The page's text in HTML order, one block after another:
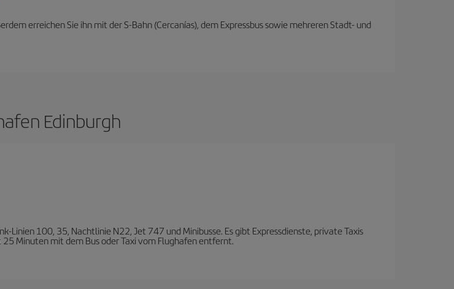
erreichen Sie ihn mit der S-Bahn (Cercanías), dem Expressbus sowie mehreren Stadt- und
Edinburgh
Linien 100, 35, Nachtlinie N22, Jet 747 und Minibusse. Es gibt Expressdienste, private Taxis
Minuten mit dem Bus oder Taxi vom Flughafen entfernt.